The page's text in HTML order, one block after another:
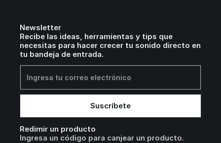
Newsletter
Recibe las ideas, herramientas y tips que
necesitas para hacer crecer tu sonido directo en
tu bandeja de entrada.
Redimir un producto
Ingresa un código para canjear un producto.